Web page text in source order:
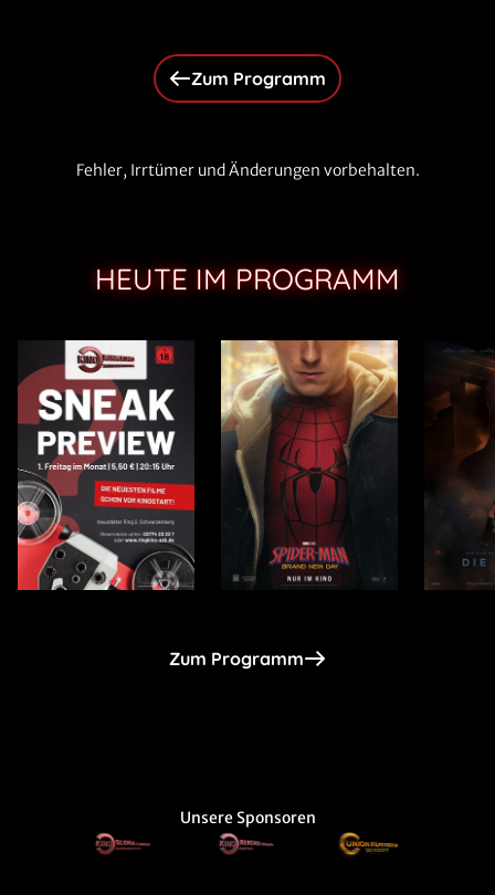
Zum Programm
Fehler, Irrtümer und Änderungen vorbehalten.
HEUTE IM PROGRAMM
Zum Programm
Unsere Sponsoren